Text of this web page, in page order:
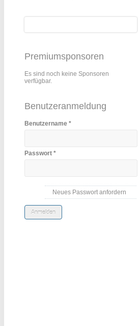
Suche
Premiumsponsoren
Es sind noch keine Sponsoren
verfügbar.
Benutzeranmeldung
Benutzername *
Passwort *
Neues Passwort anfordern